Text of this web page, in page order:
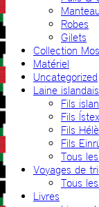
Robes
Gilets
Collection
Matériel
Uncategorized
Laine
Fils
Fils Ístex
Fils
Fils
Tous
Voyages de
Tous
Livres